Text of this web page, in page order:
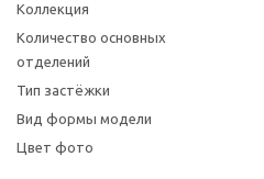
Коллекция
Количество основных
отделений
Тип застёжки
Вид формы модели
Цвет фото